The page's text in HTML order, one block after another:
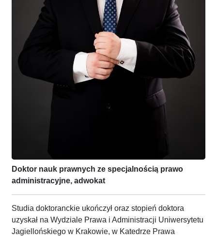
Doktor nauk prawnych ze specjalnością prawo
administracyjne, adwokat
Studia doktoranckie ukończył oraz stopień doktora
uzyskał na Wydziale Prawa i Administracji Uniwersytetu
Jagiellońskiego w Krakowie, w Katedrze Prawa